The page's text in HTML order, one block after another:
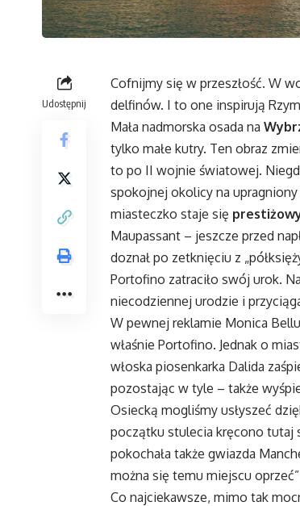
Udostępnij
Cofnijmy się w przeszłość. W
delfinów. I to one inspirują
Mała nadmorska osada na
tylko małe kutry. Ten obraz
to po II wojnie światowej.
spokojnej okolicy na
miasteczko staje się
Maupassant – jeszcze przed
doznał po zetknięciu z
Portofino zatraciło swój urok.
niecodziennej urodzie i
W pewnej reklamie Monica
właśnie Portofino. Jednak o
włoska piosenkarka Dalida
pozostając w tyle – także
Osiecką mogliśmy usłyszeć
początku stulecia kręcono tutaj
pokochała także gwiazda
można się temu miejscu
Co najciekawsze, mimo tak